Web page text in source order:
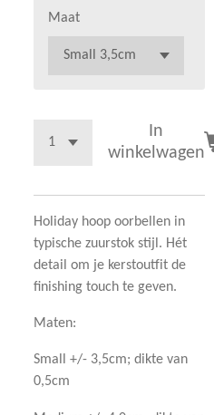
Maat
In
winkelwagen
Holiday hoop oorbellen in
typische zuurstok stijl. Hét
detail om je kerstoutfit de
finishing touch te geven.
Maten:
Small +/- 3,5cm; dikte van
0,5cm